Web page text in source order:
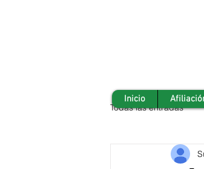
Todas las entradas
Inicio